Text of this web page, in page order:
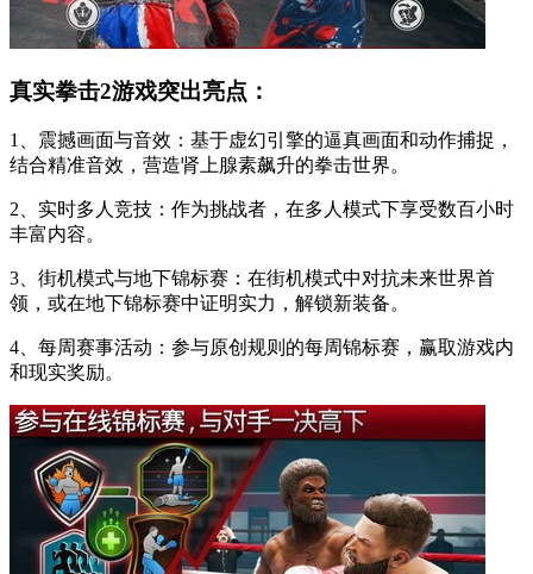
真实拳击2游戏突出亮点：
1、震撼画面与音效：基于虚幻引擎的逼真画面和动作捕捉，
结合精准音效，营造肾上腺素飙升的拳击世界。
2、实时多人竞技：作为挑战者，在多人模式下享受数百小时
丰富内容。
3、街机模式与地下锦标赛：在街机模式中对抗未来世界首
领，或在地下锦标赛中证明实力，解锁新装备。
4、每周赛事活动：参与原创规则的每周锦标赛，赢取游戏内
和现实奖励。